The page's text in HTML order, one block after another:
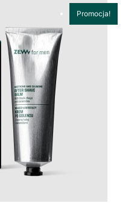
Promocja!